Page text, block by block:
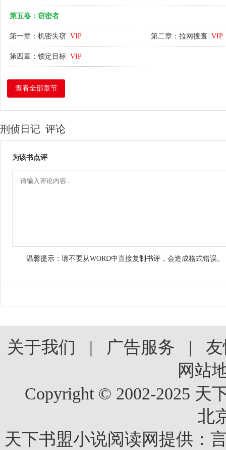
第五卷：窃密者
第一章：机密失窃 VIP 第二章：拉网搜查 VIP
第四章：锁定目标 VIP
查看全部章节
刑侦日记 评论
为该书点评
温馨提示：请不要从WORD中直接复制书评，会造成格式错误。
关于我们 | 广告服务 |
网站
Copyright © 2002-2025 天
北
天下书盟小说阅读网提供：